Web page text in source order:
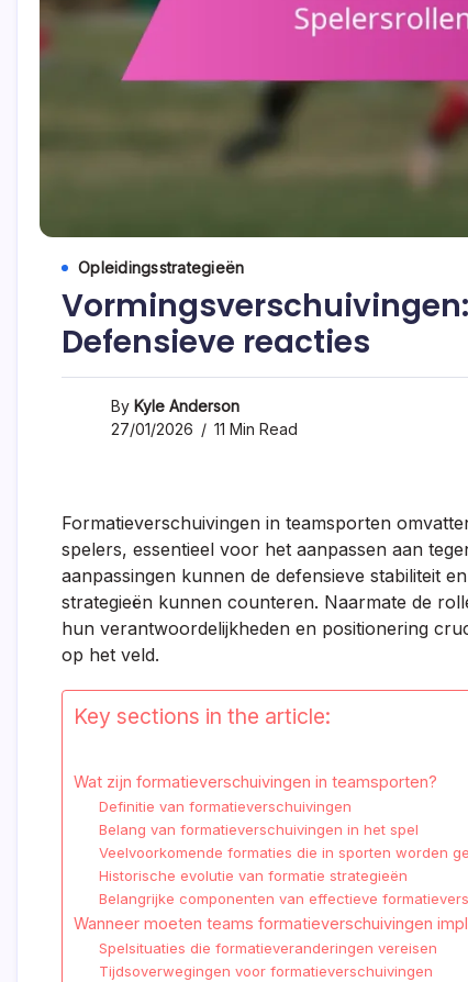
Opleidingsstrategieën
Defensieve reacties
By Kyle Anderson
27/01/2026
11 Min Read
Formatieverschuivingen in teamsporten
spelers, essentieel voor het aanpassen aan
aanpassingen kunnen de defensieve stabiliteit
strategieën kunnen counteren. Naarmate de
hun verantwoordelijkheden en positionering
op het veld.
Key sections in the article:
Wat zijn formatieverschuivingen in teamsporten?
Definitie van formatieverschuivingen
Belang van formatieverschuivingen in het spel
Veelvoorkomende formaties die in sporten worden
Historische evolutie van formatie strategieën
Belangrijke componenten van effectieve
Wanneer moeten teams formatieverschuivingen
Spelsituaties die formatieveranderingen vereisen
Tijdsoverwegingen voor formatieverschuivingen